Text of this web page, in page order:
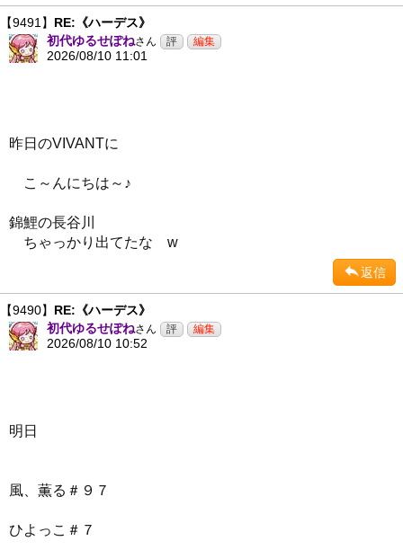
【9491】 RE:《ハーデス》
初代ゆるせぽねさん
2026/08/10 11:01
昨日のVIVANTに
こ～んにちは～♪
錦鯉の長谷川
ちゃっかり出てたな w
返信
【9490】 RE:《ハーデス》
初代ゆるせぽねさん
2026/08/10 10:52
明日
風、薫る＃９７
ひよっこ＃７